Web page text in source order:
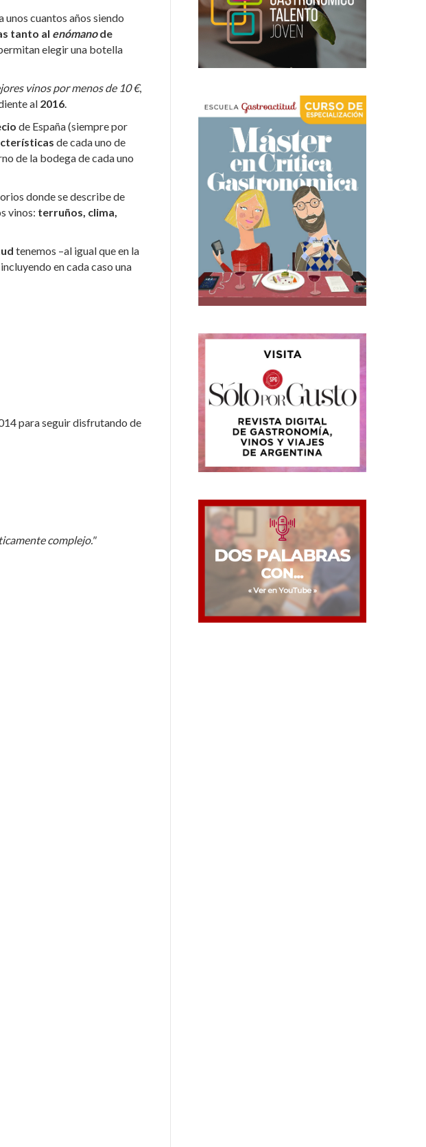
unos cuantos años siendo
tanto al enómanode
elegir una botella
vinos por menos de 10 €,
al 2016.
de España (siempre por
de cada uno de
de la bodega de cada uno
donde se describe de
vinos: terruños, clima,
tenemos –al igual que en la
en cada caso una
para seguir disfrutando de
complejo."